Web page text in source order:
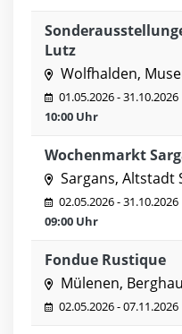
Lutz
Wolfhalden,
01.05.2026 - 31.10.2026
10:00 Uhr
Wochenmarkt
Sargans, Altstadt
02.05.2026 - 31.10.2026
09:00 Uhr
Fondue Rustique
Mülenen,
02.05.2026 - 07.11.2026